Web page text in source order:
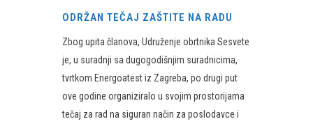
ODRŽAN TEČAJ ZAŠTITE NA RADU
Zbog upita članova, Udruženje obrtnika Sesvete
je, u suradnji sa dugogodišnjim suradnicima,
tvrtkom Energoatest iz Zagreba, po drugi put
ove godine organiziralo u svojim prostorijama
tečaj za rad na siguran način za poslodavce i